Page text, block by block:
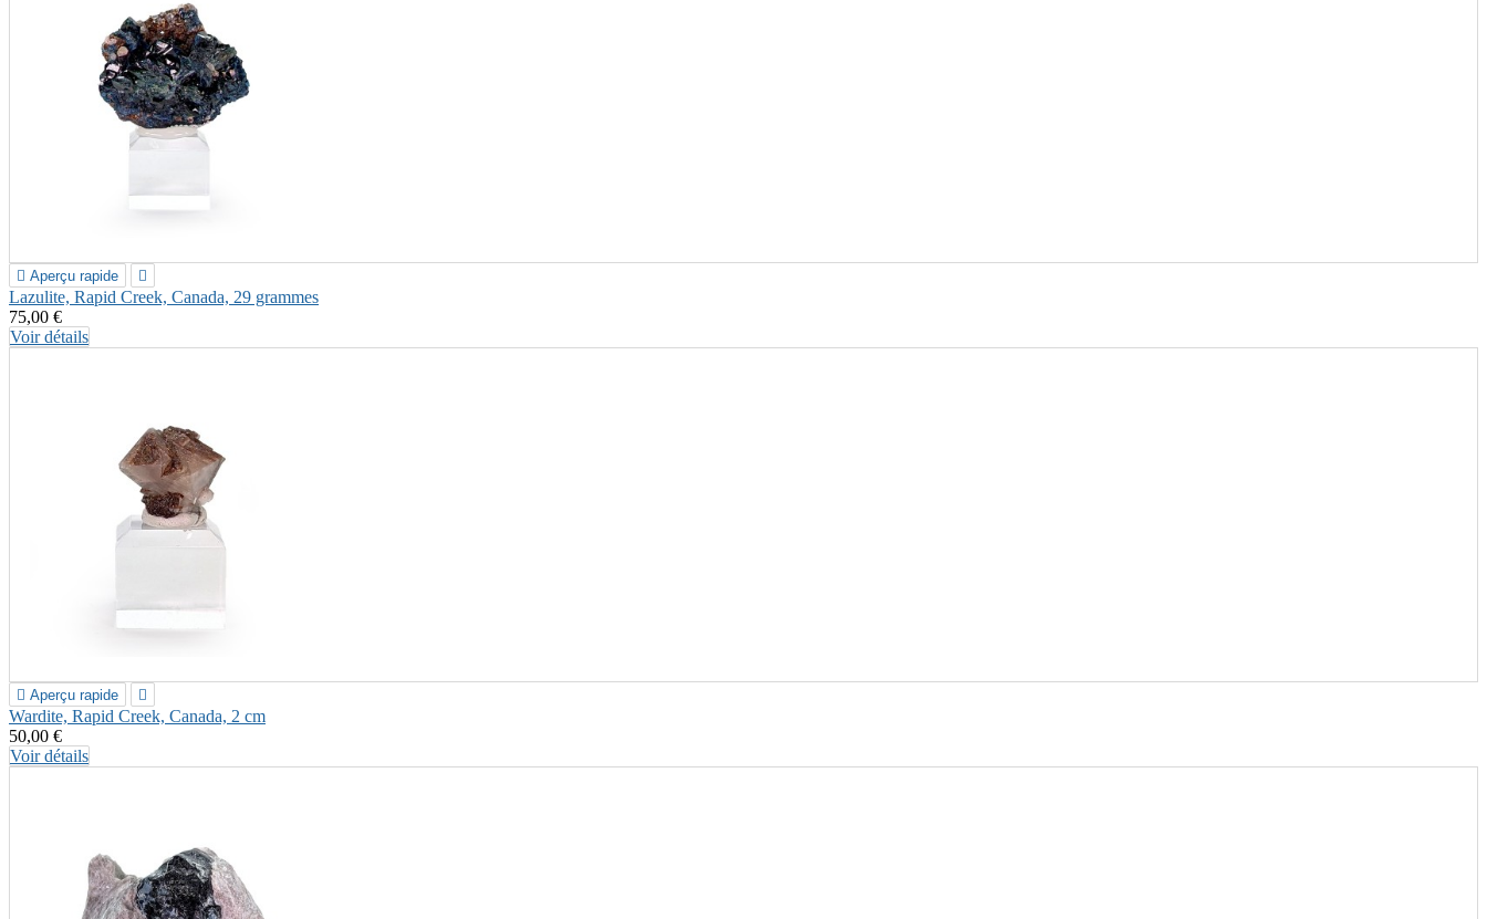
 Aperçu rapide 
Lazulite, Rapid Creek, Canada, 29 grammes
75,00 €
Voir détails
 Aperçu rapide 
Wardite, Rapid Creek, Canada, 2 cm
50,00 €
Voir détails